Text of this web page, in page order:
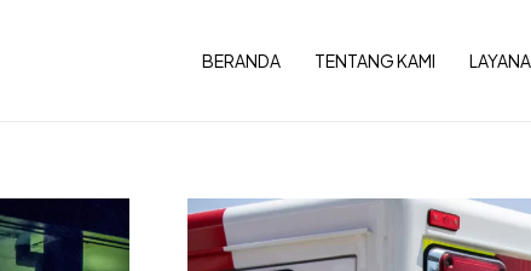
BERANDA TENTANG KAMI